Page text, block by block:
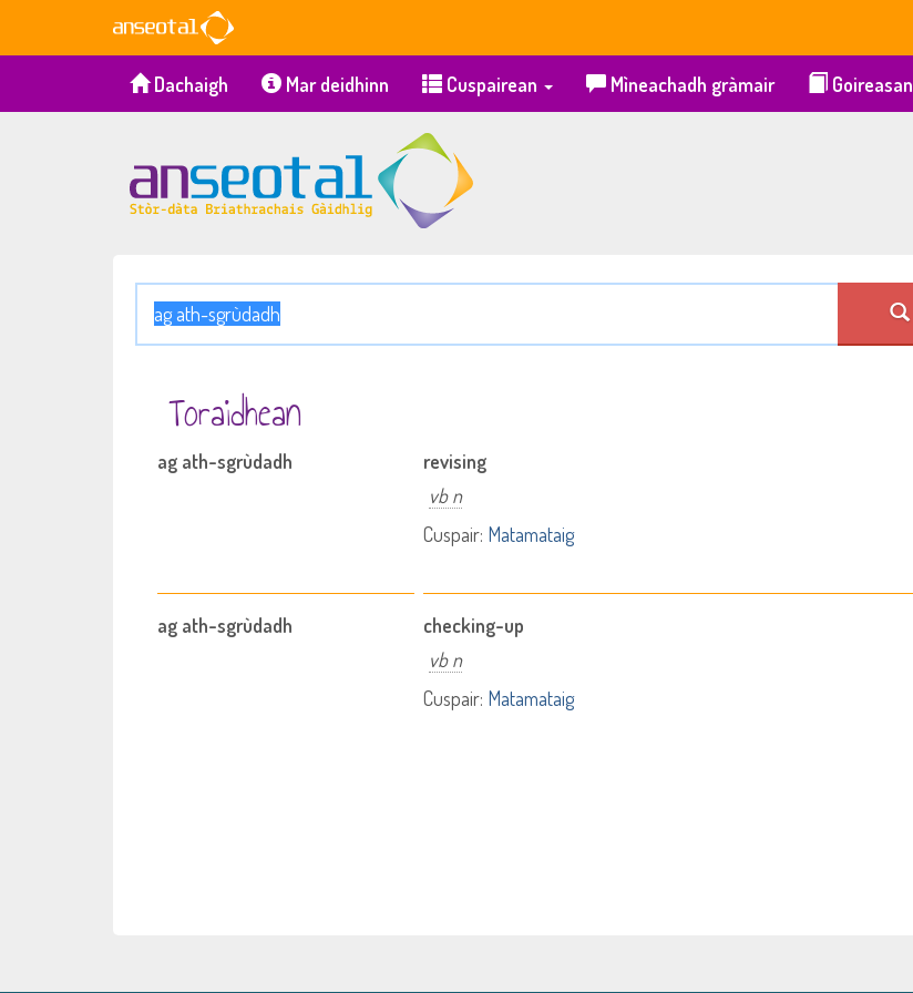
Dachaigh Mar deidhinn Cuspairean Mìneachadh gràmair Goireasan
Toraidhean
ag ath-sgrùdadh
revising
vb n
Cuspair: Matamataig
ag ath-sgrùdadh
checking-up
vb n
Cuspair: Matamataig